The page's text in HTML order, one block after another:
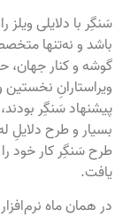
سَنگِر با دلایلی ویلز
باشد و نه‌تنها
گوشه و کنار جهان،
ویراستارانِ
پیشنهاد سَنگِر
طرح سَنگِر کار خود را
یافت.
در همان ماه نرم‌افزار